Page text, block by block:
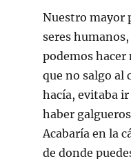
Nuestro mayor
seres
podemos
que no salgo al
hacía, evitaba
haber
Acabaría en la
de donde